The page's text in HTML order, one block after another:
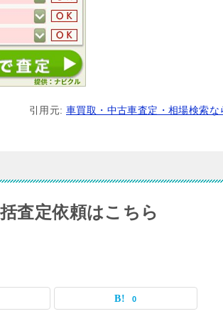
引用元: 車買取・中古車査定・相場検索な
査定依頼はこちら
0